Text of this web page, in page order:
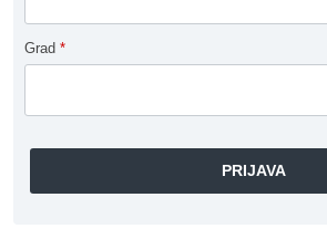
Grad *